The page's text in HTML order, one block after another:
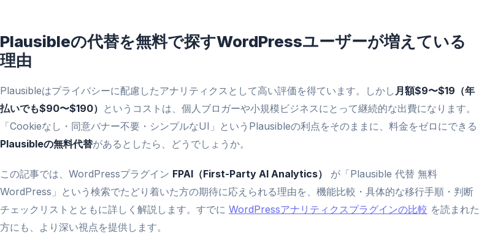
Plausibleの代替を無料で探すWordPressユーザーが増えている
理由
Plausibleはプライバシーに配慮したアナリティクスとして高い評価を得ています。しかし 月額$9〜$19（年
払いでも$90〜$190） というコストは、個人ブロガーや小規模ビジネスにとって継続的な出費になります。
「Cookieなし・同意バナー不要・シンプルなUI」というPlausibleの利点をそのままに、料金をゼロにできる
Plausibleの無料代替があるとしたら、どうでしょうか。
この記事では、WordPressプラグイン FPAI（First-Party AI Analytics）
が「Plausible 代替 無料
WordPress」という検索でたどり着いた方の期待に応えられる理由を、機能比較・具体的な移行手順・判断
チェックリストとともに詳しく解説します。すでに WordPressアナリティクスプラグインの比較 を読まれた
方にも、より深い視点を提供します。